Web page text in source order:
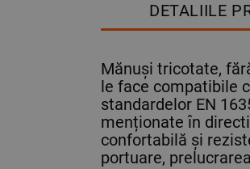
DETALIILE
Mănuși tricotate,
le face compatibile
standardelor EN
menționate în
confortabilă și
portuare,